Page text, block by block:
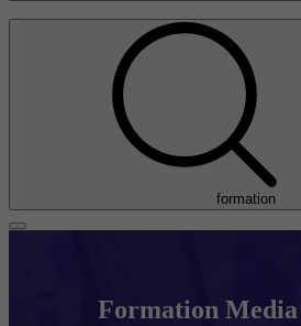
formation
Formation